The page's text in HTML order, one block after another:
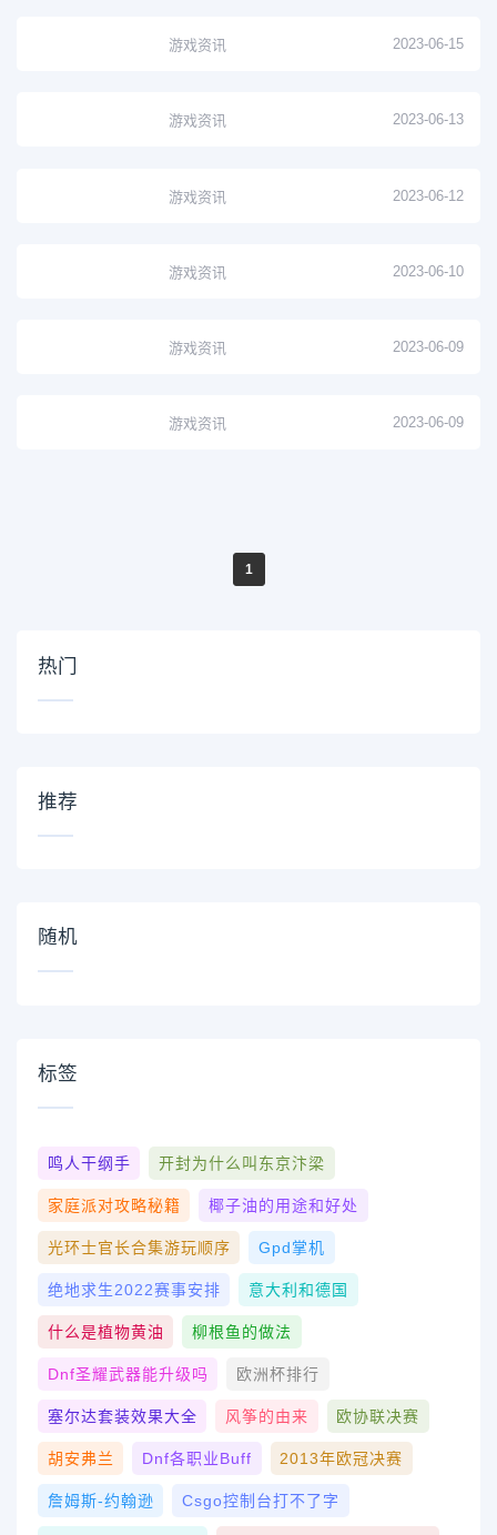
游戏资讯 2023-06-15
游戏资讯 2023-06-13
游戏资讯 2023-06-12
游戏资讯 2023-06-10
游戏资讯 2023-06-09
游戏资讯 2023-06-09
1
热门
推荐
随机
标签
鸣人干纲手 开封为什么叫东京汴梁
家庭派对攻略秘籍 椰子油的用途和好处
光环士官长合集游玩顺序 Gpd掌机
绝地求生2022赛事安排 意大利和德国
什么是植物黄油 柳根鱼的做法
Dnf圣耀武器能升级吗 欧洲杯排行
塞尔达套装效果大全 风筝的由来 欧协联决赛
胡安弗兰 Dnf各职业buff 2013年欧冠决赛
詹姆斯-约翰逊 Csgo控制台打不了字